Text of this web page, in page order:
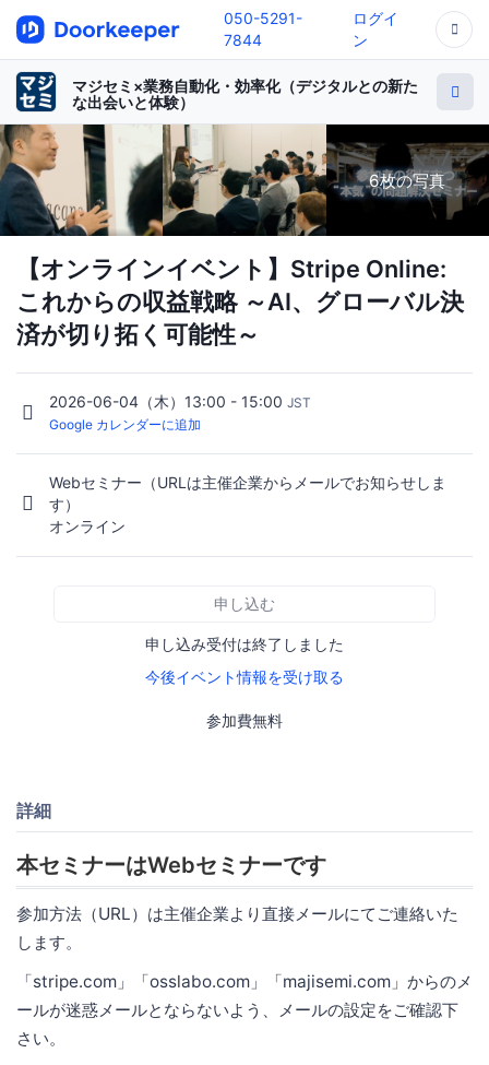
050-5291-
7844
ログイ
ン
マジセミ×業務自動化・効率化（デジタルとの新た
な出会いと体験）
6枚の写真
【オンラインイベント】Stripe Online:
これからの収益戦略 ～AI、グローバル決
済が切り拓く可能性～
2026-06-04（木）13:00 - 15:00 JST
Google カレンダーに追加
Webセミナー（URLは主催企業からメールでお知らせしま
す）
オンライン
申し込む
申し込み受付は終了しました
今後イベント情報を受け取る
参加費無料
詳細
本セミナーはWebセミナーです
参加方法（URL）は主催企業より直接メールにてご連絡いた
します。
「stripe.com」「osslabo.com」「majisemi.com」からのメ
ールが迷惑メールとならないよう、メールの設定をご確認下
さい。